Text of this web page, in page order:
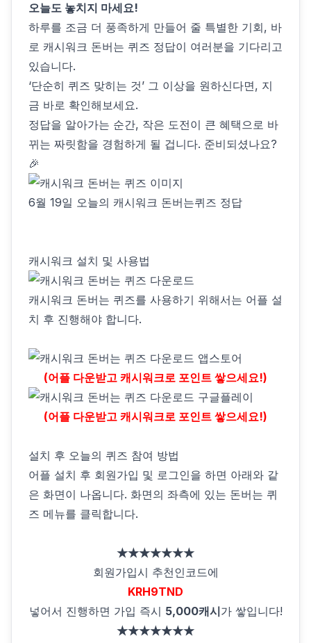
오늘도 놓치지 마세요!
하루를 조금 더 풍족하게 만들어 줄 특별한 기회, 바
로 캐시워크 돈버는 퀴즈 정답이 여러분을 기다리고
있습니다.
‘단순히 퀴즈 맞히는 것’ 그 이상을 원하신다면, 지
금 바로 확인해보세요.
정답을 알아가는 순간, 작은 도전이 큰 혜택으로 바
뀌는 짜릿함을 경험하게 될 겁니다. 준비되셨나요?
🎉
6월 19일 오늘의 캐시워크 돈버는퀴즈 정답
캐시워크 설치 및 사용법
캐시워크 돈버는 퀴즈를 사용하기 위해서는 어플 설
치 후 진행해야 합니다.
(어플 다운받고 캐시워크로 포인트 쌓으세요!)
(어플 다운받고 캐시워크로 포인트 쌓으세요!)
설치 후 오늘의 퀴즈 참여 방법
어플 설치 후 회원가입 및 로그인을 하면 아래와 같
은 화면이 나옵니다. 화면의 좌측에 있는 돈버는 퀴
즈 메뉴를 클릭합니다.
★★★★★★★
회원가입시 추천인코드에
KRH9TND
넣어서 진행하면 가입 즉시 5,000캐시가 쌓입니다!
★★★★★★★